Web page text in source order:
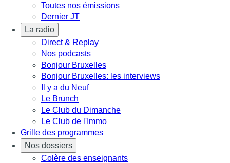
Toutes nos émissions
Dernier JT
La radio
Direct & Replay
Nos podcasts
Bonjour Bruxelles
Bonjour Bruxelles: les interviews
Il y a du Neuf
Le Brunch
Le Club du Dimanche
Le Club de l'Immo
Grille des programmes
Nos dossiers
Colère des enseignants